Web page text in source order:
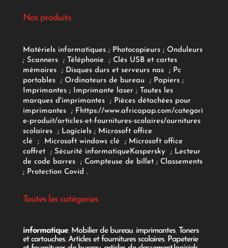
Nos produits
Matériels informatiques; Photocopieurs; Onduleurs
; Scanners ; Téléphonie ; Clés USB et cartes
mémoires
; Disques durs et serveurs nas ; Pc
portables
; Ordinateurs de bureau ; Papiers;
Imprimantes;Imprimante laser; Toutes les
marques d'imprimantes
; Pièces détachées pour
imprimantes
; F https://www.africapap.com/categori
e-produit/articles-et-fournitures-scolaires/ournitures
scolaires; Logiciels ; Microsoft office
clé
; Microsoft windows clé; Microsoft office
coffret ; Sécurité informatiqueKaspersky ; Lecteur
de code barres
; Compteuse de billet; Classements
; Protection Covid .
Toutes les catégories
informatique, Mobilier de bureau, imprimantes, Toners
et cartouches,Articles et fournitures scolaires, Papeterie